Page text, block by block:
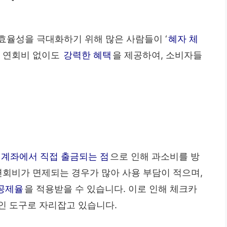
성을 극대화하기 위해 많은 사람들이 ‘혜자 체
회비 없이도 강력한 혜택 을 제공하여, 소비자들
계좌에서 직접 출금되는 점 으로 인해 과소비를 방
비가 면제되는 경우가 많아 사용 부담이 적으며,
제율을 적용받을 수 있습니다. 이로 인해 체크카
도구로 자리잡고 있습니다.